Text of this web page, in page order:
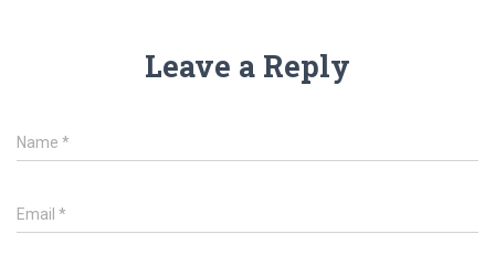
Leave a Reply
Name *
Email *